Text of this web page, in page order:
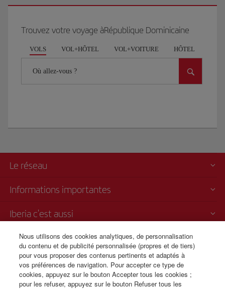
Trouvez votre voyage àRépublique Dominicaine
VOLS VOL+HÔTEL VOL+VOITURE HÔTEL
Où allez-vous ?
Le réseau
Informations importantes
Iberia c'est aussi
Transparence
Vente par téléphone
+32 0 2 585 51 98
Nous utilisons des cookies analytiques, de personnalisation
du contenu et de publicité personnalisée (propres et de tiers)
pour vous proposer des contenus pertinents et adaptés à
vos préférences de navigation. Pour accepter ce type de
cookies, appuyez sur le bouton Accepter tous les cookies ;
pour les refuser, appuyez sur le bouton Refuser tous les